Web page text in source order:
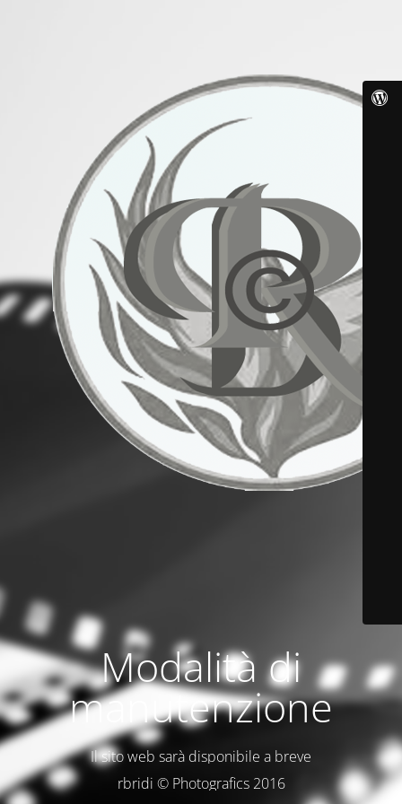
Modalità di
manutenzione
Il sito web sarà disponibile a breve
rbridi © Photografics 2016